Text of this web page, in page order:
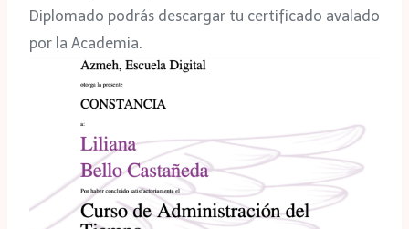
Diplomado podrás descargar tu certificado avalado
por la Academia.